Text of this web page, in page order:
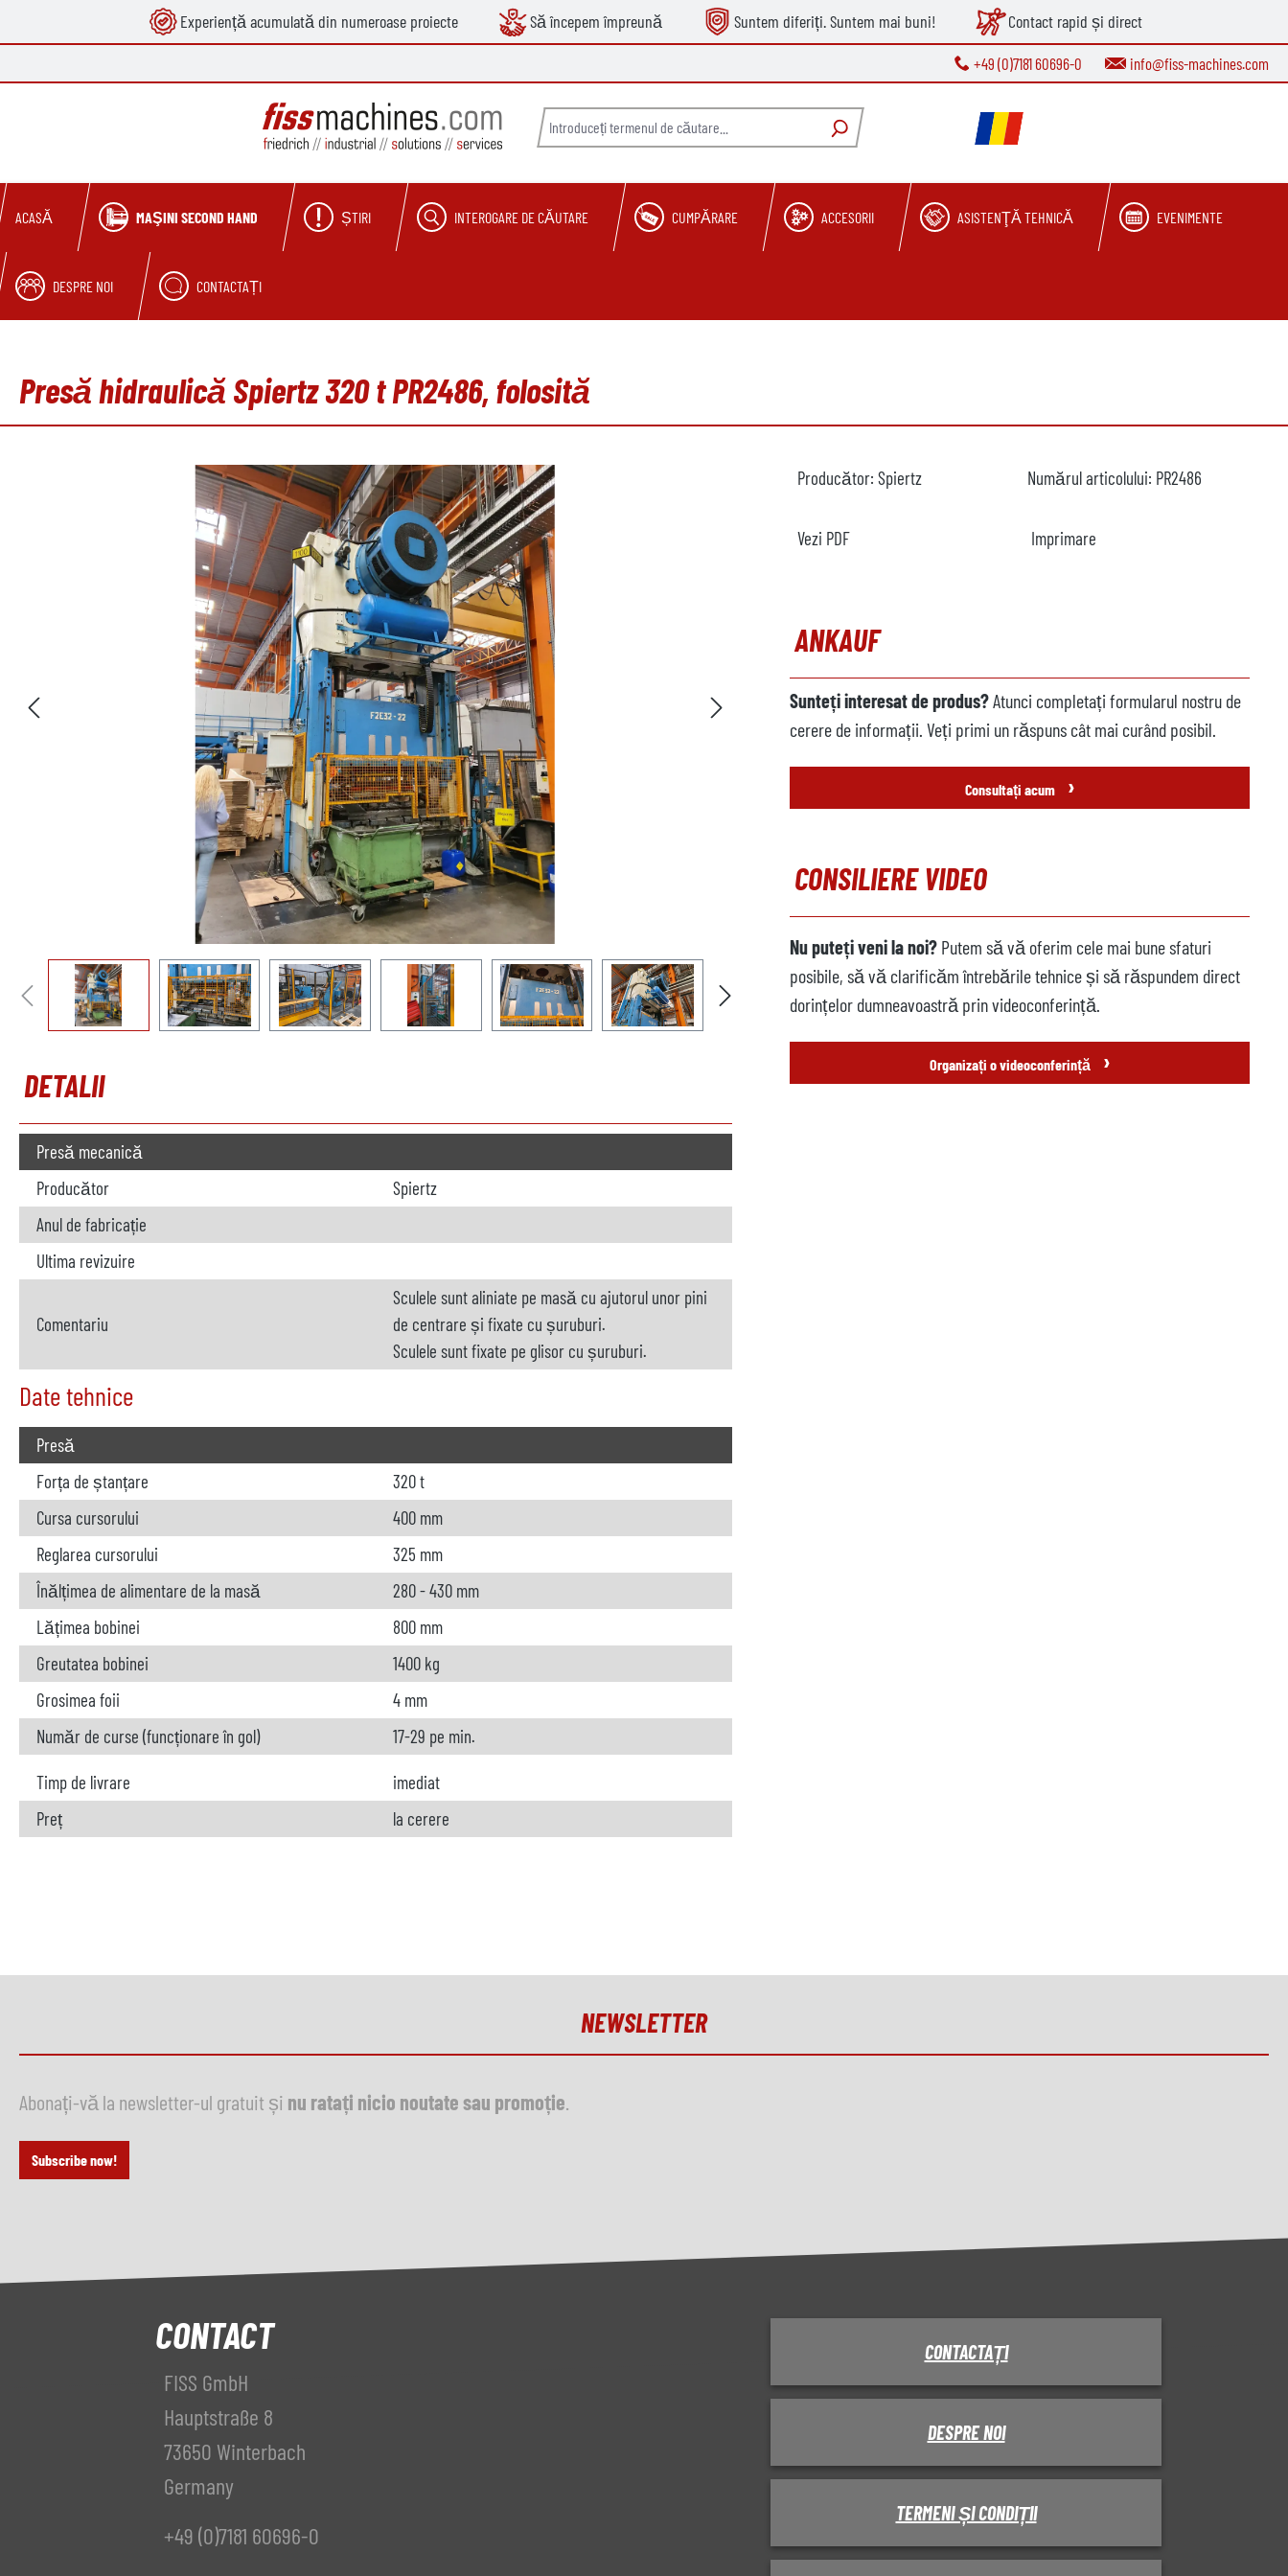
Sari la navigarea principalăExperiență acumulată din numeroase proiecte Să începem împreună Suntem diferiți. Suntem mai buni! Contact rapid și direct
+49 (0)7181 60696-0 info@fiss-machines.com
ACASĂ MAŞINI SECOND HAND ȘTIRI INTEROGARE DE CĂUTARE CUMPĂRARE ACCESORII ASISTENŢĂ TEHNICĂ EVENIMENTE
DESPRE NOI CONTACTAȚI
Presă hidraulică Spiertz 320 t PR2486, folosită
DETALII
Presă mecanică
Producător
Spiertz
Anul de fabricație
Ultima revizuire
Comentariu
Sculele sunt aliniate pe masă cu ajutorul unor pini
de centrare și fixate cu șuruburi.
Sculele sunt fixate pe glisor cu șuruburi.
Date tehnice
Presă
Forța de ștanțare
320 t
Cursa cursorului
400 mm
Reglarea cursorului
325 mm
Înălțimea de alimentare de la masă
280 - 430 mm
Lățimea bobinei
800 mm
Greutatea bobinei
1400 kg
Grosimea foii
4 mm
Număr de curse (funcționare în gol)
17-29 pe min.
Timp de livrare
imediat
Preț
la cerere
Producător: Spiertz Numărul articolului: PR2486
Vezi PDF Imprimare
ANKAUF
Sunteți interesat de produs?Atunci completați formularul nostru de
cerere de informații. Veți primi un răspuns cât mai curând posibil.
Consultați acum ›
CONSILIERE VIDEO
Nu puteți veni la noi? Putem să vă oferim cele mai bune sfaturi
posibile, să vă clarificăm întrebările tehnice și să răspundem direct
dorințelor dumneavoastră prin videoconferință.
Organizați o videoconferință ›
NEWSLETTER
Abonați-vă la newsletter-ul gratuit și nu ratați nicio noutate sau promoție
Subscribe now!
CONTACT
FISS GmbH
Hauptstraße 8
73650 Winterbach
Germany
+49 (0)7181 60696-0
CONTACTAȚI
DESPRE NOI
TERMENI ȘI CONDIȚII